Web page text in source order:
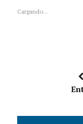
Cargando...